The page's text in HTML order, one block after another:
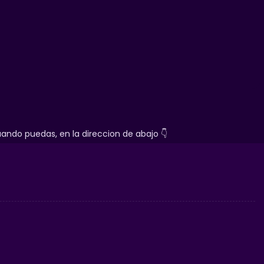
de forma fácil y segura
la República Mexicana
puedas, en la direccion de abajo 👇